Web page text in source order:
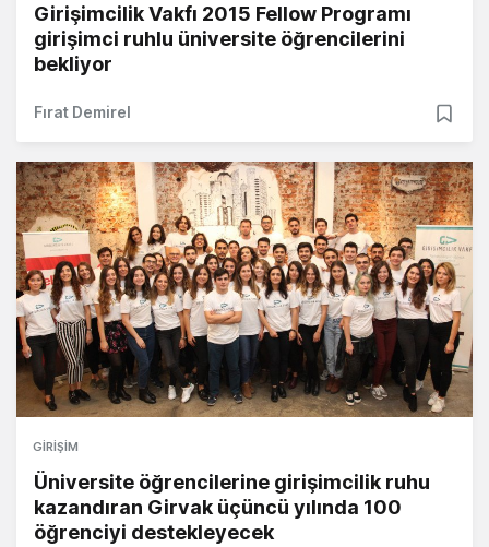
Girişimcilik Vakfı 2015 Fellow Programı
girişimci ruhlu üniversite öğrencilerini
bekliyor
Fırat Demirel
GIRIŞIM
Üniversite öğrencilerine girişimcilik ruhu
kazandıran Girvak üçüncü yılında 100
öğrenciyi destekleyecek